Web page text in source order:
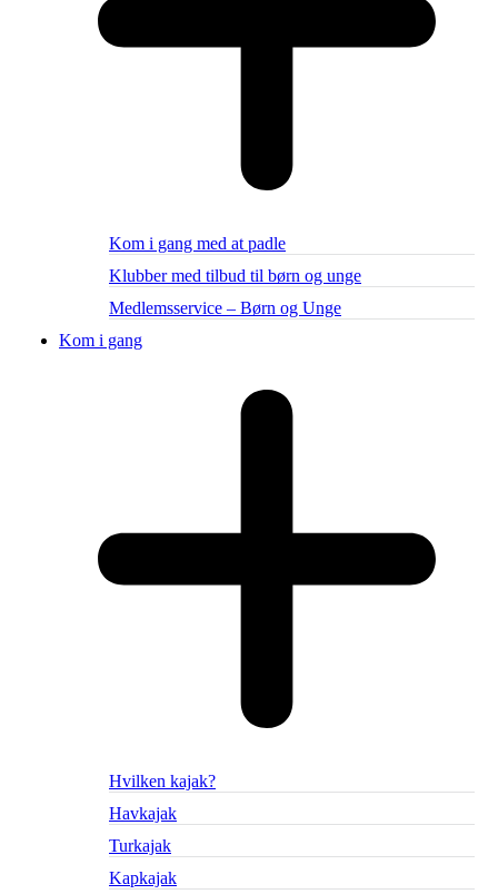
Kom i gang med at padle
Klubber med tilbud til børn og unge
Medlemsservice – Børn og Unge
Kom i gang
Hvilken kajak?
Havkajak
Turkajak
Kapkajak